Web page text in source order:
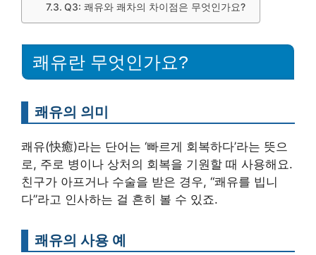
Q3: 쾌유와 쾌차의 차이점은 무엇인가요?
쾌유란 무엇인가요?
쾌유의 의미
쾌유(快癒)라는 단어는 ‘빠르게 회복하다’라는 뜻으
로, 주로 병이나 상처의 회복을 기원할 때 사용해요.
친구가 아프거나 수술을 받은 경우, “쾌유를 빕니
다”라고 인사하는 걸 흔히 볼 수 있죠.
쾌유의 사용 예